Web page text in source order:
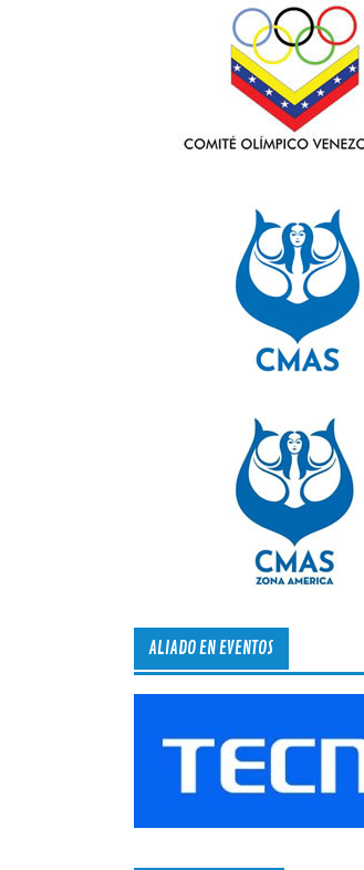
ALIADO EN EVENTOS